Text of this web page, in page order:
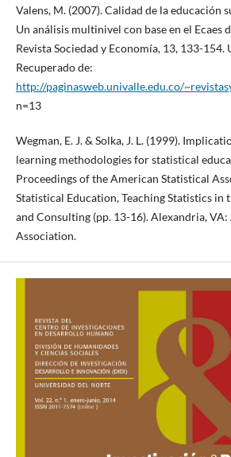
Valens, M. (2007). Calidad de la educación
Un análisis multinivel con base en el Ecaes
Revista Sociedad y Economía, 13, 133-154.
Recuperado de:
http://paginasweb.univalle.edu.co/
n=13
Wegman, E. J. & Solka, J. L. (1999).
learning methodologies for statistical
Proceedings of the American Statistical
Statistical Education, Teaching Statistics in
and Consulting (pp. 13-16). Alexandria,
Association.